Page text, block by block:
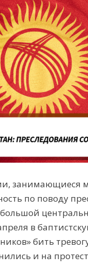
занимающиеся
по поводу
в
бить
и на